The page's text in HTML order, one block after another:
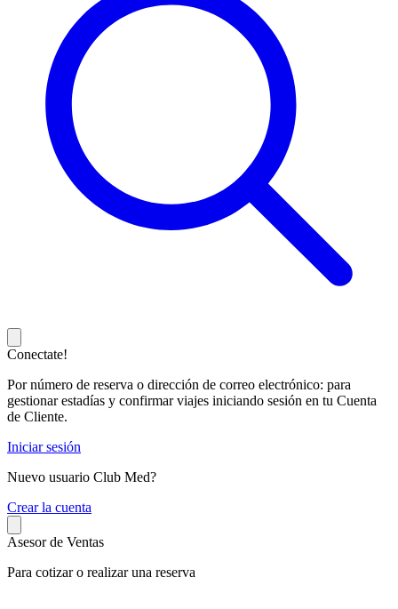
Conectate!
Por número de reserva o dirección de correo electrónico: para
gestionar estadías y confirmar viajes iniciando sesión en tu Cuenta
de Cliente.
Iniciar sesión
Nuevo usuario Club Med?
Crear la cuenta
Asesor de Ventas
Para cotizar o realizar una reserva